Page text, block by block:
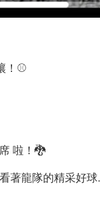
！⚾️
啦！🐉
著龍隊的精采好